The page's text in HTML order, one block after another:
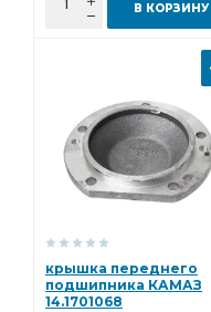
В КОРЗИНУ
крышка переднего
подшипника КАМАЗ
14.1701068